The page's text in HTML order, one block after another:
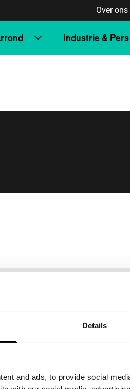
Details
and ads, to provide social
Over ons
Industrie & Pers